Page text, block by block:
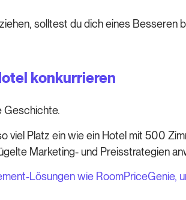
solltest du dich eines Besseren
konkurrieren
Geschichte.
viel Platz ein wie ein Hotel mit 500
Marketing- und Preisstrategien
Lösungen wie RoomPriceGenie,